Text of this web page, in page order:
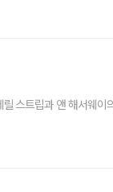
스트립과 앤 해서웨이